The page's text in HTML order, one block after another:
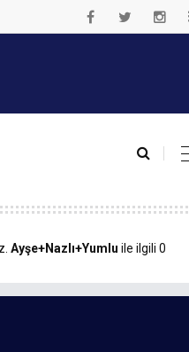
Ayşe+Nazlı+Yumlu ile ilgili 0